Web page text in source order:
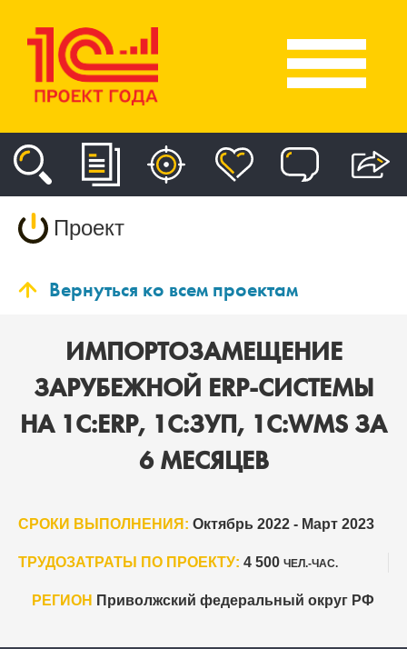
Проект
Вернуться ко всем проектам
ИМПОРТОЗАМЕЩЕНИЕ
ЗАРУБЕЖНОЙ ERP-СИСТЕМЫ
НА 1С:ERP, 1С:ЗУП, 1C:WMS ЗА
6 МЕСЯЦЕВ
СРОКИ ВЫПОЛНЕНИЯ: Октябрь 2022 - Март 2023
ТРУДОЗАТРАТЫ ПО ПРОЕКТУ: 4 500 ЧЕЛ.-ЧАС.
РЕГИОН Приволжский федеральный округ РФ